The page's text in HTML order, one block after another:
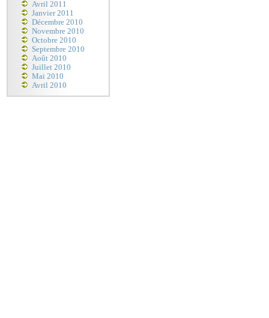
Avril 2011
Janvier 2011
Décembre 2010
Novembre 2010
Octobre 2010
Septembre 2010
Août 2010
Juillet 2010
Mai 2010
Avril 2010